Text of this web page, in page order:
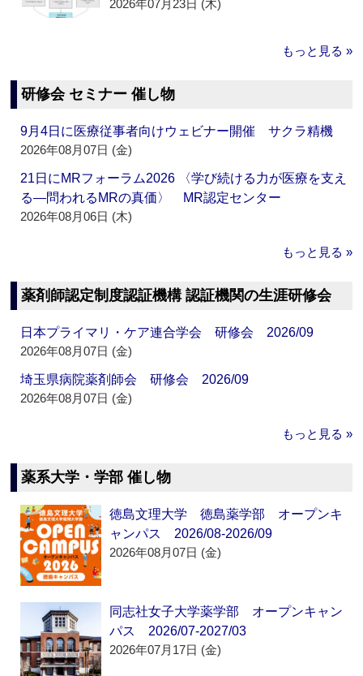
2026年07月23日 (木)
もっと見る »
研修会 セミナー 催し物
9月4日に医療従事者向けウェビナー開催 サクラ精機
2026年08月07日 (金)
21日にMRフォーラム2026 〈学び続ける力が医療を支え
る―問われるMRの真価〉 MR認定センター
2026年08月06日 (木)
もっと見る »
薬剤師認定制度認証機構 認証機関の生涯研修会
日本プライマリ・ケア連合学会 研修会 2026/09
2026年08月07日 (金)
埼玉県病院薬剤師会 研修会 2026/09
2026年08月07日 (金)
もっと見る »
薬系大学・学部 催し物
徳島文理大学 徳島薬学部 オープンキ
ャンパス 2026/08-2026/09
2026年08月07日 (金)
同志社女子大学薬学部 オープンキャン
パス 2026/07-2027/03
2026年07月17日 (金)